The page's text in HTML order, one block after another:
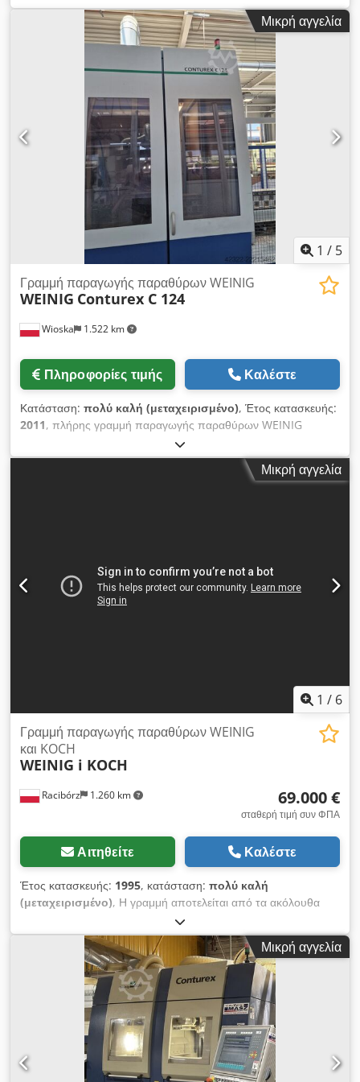
260mm Ύψος εργασίας: 25-150mm Τραπέζι συγκράτησης
Powergrip Μήκος φόρτωσης τραπεζιού μονής θέσης: 4 x
2280mm Μήκος τεμαχίου κύκλου μονής θέσης: 220-2700mm
Μήκος φόρτωσης τραπεζιού διπλής θέσης (συνδυασμένο): 2 x
4630mm Μήκος τεμαχίου κύκλου διπλής θέσης χωρίς
συνέχεια: 220-5000mm Μήκος τεμαχίου κύκλου διπλής θέσης
με συνέχεια: 5000-6000mm Εντελώς καινούργιος Η/Υ &
λογισμικό 2025 Πλήρης περιγραφή κατόπιν αιτήματος
Διαθέσιμο περίπου καλοκαίρι 2026 Csdpfxox Tq I Es Ahljrf
(Παρά τη μεγάλη προσοχή μας, όλες οι αλλαγές, σφάλματα στα
τεχνικά δεδομένα, τιμές και όλες οι πληροφορίες υπόκεινται σε
τυπογραφικά λάθη. Καμία εγγύηση στα εκτυπωμένα δεδομένα!
Η διαθεσιμότητα υπόκειται σε προηγούμενη πώληση.) Τιμές
χωρίς διαφημιστικό κόστος MachineSeeker / Τιμές χωρίς
κόστος καταχώρησης στο MaschinenSucher Οι καλύτερες
ξυλουργικές μηχανές από την Ολλανδία
Μικρή αγγελία
1 / 5
Wioska 1.522 km
Γραμμή παραγωγής παραθύρων WEINIG
WEINIG Conturex C 124
Πληροφορίες τιμής Καλέστε
Κατάσταση: πολύ καλή (μεταχειρισμένο), Έτος κατασκευής:
2011, πλήρης γραμμή παραγωγής παραθύρων WEINIG
CONTUREX C 124 με καθολική κεφαλή διάτρησης, σε πολύ
καλή κατάσταση, έτος κατασκευής 2011 Codpfx Ajzg T
Μικρή αγγελία
1 / 6
Racibórz 1.260 km
Γραμμή παραγωγής παραθύρων WEINIG
και KOCH
WEINIG i KOCH
69.000 €
σταθερή τιμή συν ΦΠΑ
Αιτηθείτε Καλέστε
Έτος κατασκευής: 1995, κατάσταση: πολύ καλή
(μεταχειρισμένο), Η γραμμή αποτελείται από τα ακόλουθα
στοιχεία: 1) μηχανή φρεζαρίσματος Weinig Profimat 23 2)
Τροφοδότης ταινιών KOCH -T-100-B (250x4550) 3) μηχανή
φρεζαρίσματος Weinig Uniplan 4) Τροφοδότης ταινιών KOCH
T-100-B (250x7050) 5) Μηχανή χύτευσης τενόντων KOCH SF
-3 5α) Κάτω ζώνη τροφοδοσίας για τα απόβλητα (στη μηχανή
τεντώματος 300x6050) 5β) Πλευρικός τροφοδότης ιμάντα για
τα απόβλητα (στη μηχανή τενοντείσματος 300x1800) 6)
Τροφοδότης ταινιών KOCH T-100-B (250x5020) 7)
Τροφοδότης ιμάντα KOCH T-100-A (300x3050) 8) Τροφοδότης
ταινιών KOCH T-100-B (300x3500) 9) Τροφοδότης ταινιών
Μικρή αγγελία